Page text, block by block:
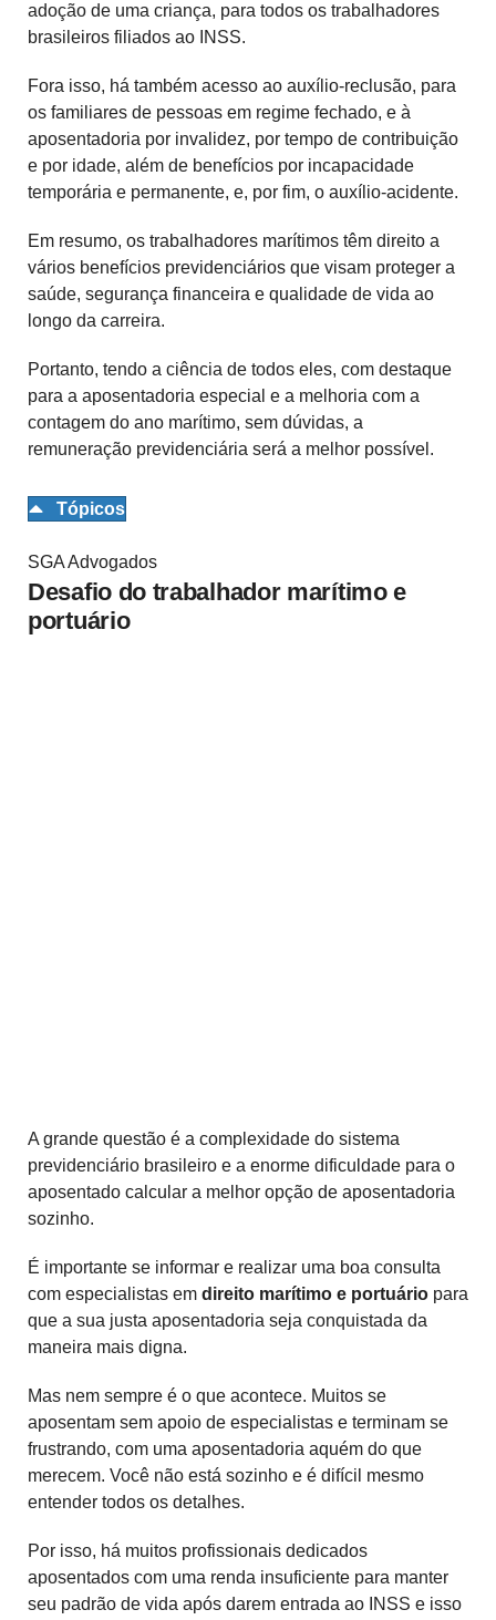
adoção de uma criança, para todos os trabalhadores
brasileiros filiados ao INSS.
Fora isso, há também acesso ao auxílio-reclusão, para
os familiares de pessoas em regime fechado, e à
aposentadoria por invalidez, por tempo de contribuição
e por idade, além de benefícios por incapacidade
temporária e permanente, e, por fim, o auxílio-acidente.
Em resumo, os trabalhadores marítimos têm direito a
vários benefícios previdenciários que visam proteger a
saúde, segurança financeira e qualidade de vida ao
longo da carreira.
Portanto, tendo a ciência de todos eles, com destaque
para a aposentadoria especial e a melhoria com a
contagem do ano marítimo, sem dúvidas, a
remuneração previdenciária será a melhor possível.
Tópicos
SGA Advogados
Desafio do trabalhador marítimo e
portuário
A grande questão é a complexidade do sistema
previdenciário brasileiro e a enorme dificuldade para o
aposentado calcular a melhor opção de aposentadoria
sozinho.
É importante se informar e realizar uma boa consulta
com especialistas em direito marítimo e portuário para
que a sua justa aposentadoria seja conquistada da
maneira mais digna.
Mas nem sempre é o que acontece. Muitos se
aposentam sem apoio de especialistas e terminam se
frustrando, com uma aposentadoria aquém do que
merecem. Você não está sozinho e é difícil mesmo
entender todos os detalhes.
Por isso, há muitos profissionais dedicados
aposentados com uma renda insuficiente para manter
seu padrão de vida após darem entrada ao INSS e isso